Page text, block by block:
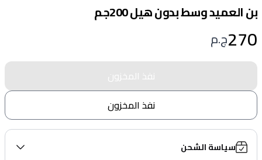
بن العميد وسط بدون هيل 200جم
270ج.م
نفذ المخزون
نفذ المخزون
سياسة الشحن